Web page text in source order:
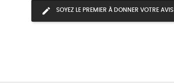
SOYEZ LE PREMIER À DONNER VOTRE AVIS